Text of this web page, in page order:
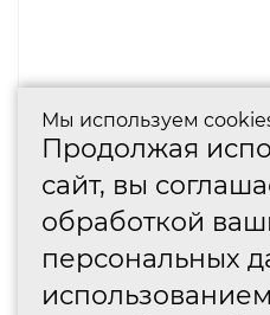
Мы используем
Продолжая
сайт, вы
обработкой
персональных